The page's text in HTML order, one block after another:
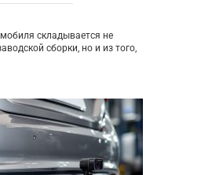
складывается не
сборки, но и из того,